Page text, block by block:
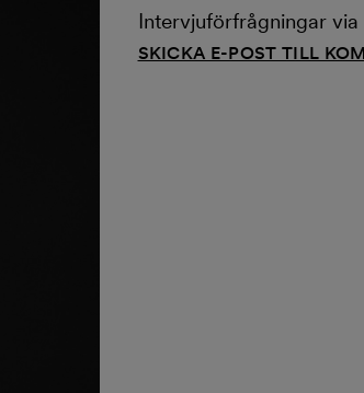
Intervjuförfrågningar
SKICKA E-POST TILL